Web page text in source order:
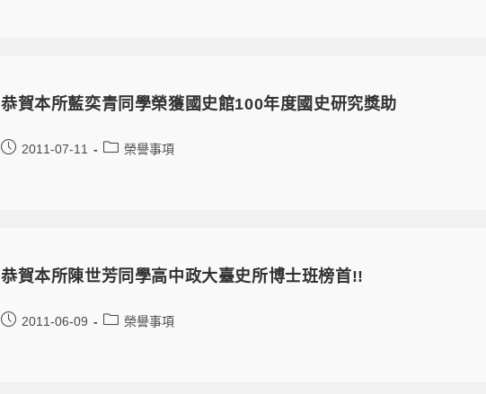
恭賀本所藍奕青同學榮獲國史館100年度國史研究獎助
2011-07-11 榮譽事項
恭賀本所陳世芳同學高中政大臺史所博士班榜首!!
2011-06-09 榮譽事項